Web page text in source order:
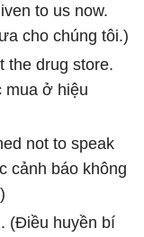
to us now.
cho chúng tôi.)
the drug store.
mua ở hiệu
not to speak
cảnh báo không
(Điều huyền bí